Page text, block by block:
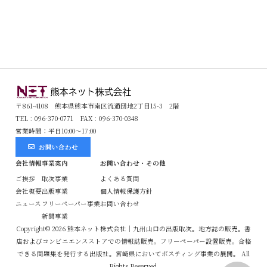
〒861-4108 熊本県熊本市南区流通団地2丁目15-3 2階
TEL：096-370-0771
FAX：096-370-0348
営業時間：平日10:00〜17:00
お問い合わせ
会社情報
ご挨拶
会社概要
ニュース
事業案内
取次事業
出版事業
フリーペーパー事業
新聞事業
お問い合わせ・その他
よくある質問
個人情報保護方針
お問い合わせ
Copyright© 2026 熊本ネット株式会社｜九州山口の出版取次。地方誌の販売。書
店およびコンビニエンスストアでの情報誌販売。フリーペーパー設置販売。合格
できる問題集を発行する出版社。宮崎県においてポスティング事業の展開。 All